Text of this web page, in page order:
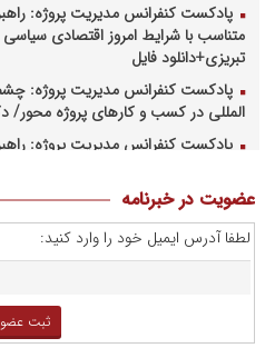
پادکست کنفرانس مدیریت پروژه:
متناسب با شرایط امروز اقتصادی
تبریزی+دانلود فایل
پادکست کنفرانس مدیریت پروژه:
المللی در کسب و کارهای پروژه محور/
پادکست کنفرانس مدیریت پروژه:
فایل
پادکست کنفرانس مدیریت پروژه:
محور/ دکتر محمد صبحیه+دانلود فایل
عضویت در خبرنامه
لطفا آدرس ایمیل خود را وارد کنید: